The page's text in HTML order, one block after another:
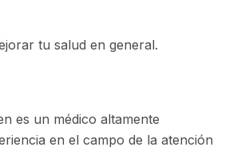
tu salud en general.
es un médico altamente
en el campo de la atención